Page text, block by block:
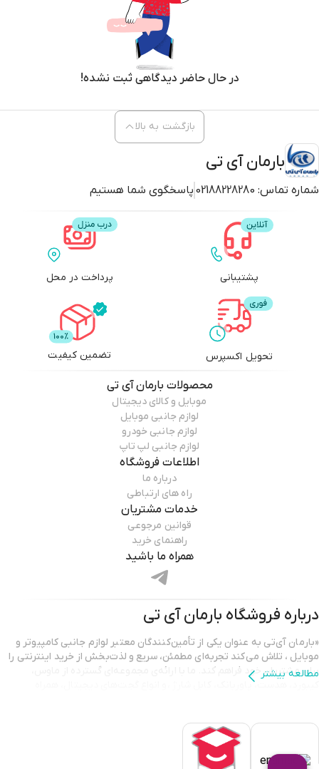
در حال حاضر دیدگاهی ثبت نشده!
بارمان آی تی
شماره تماس: 02188228280 پاسخگوی شما هستیم
بازگشت به بالا
پشتیبانی پرداخت در محل
تحویل اکسپرس تضمین کیفیت
محصولات بارمان آی تی
موبایل و کالای دیجیتال
لوازم جانبی موبایل
لوازم جانبی خودرو
لوازم جانبی لپ تاپ
اطلاعات فروشگاه
درباره ما
راه های ارتباطی
خدمات مشتریان
قوانین مرجوعی
راهنمای خرید
همراه ما باشید
درباره فروشگاه بارمان آی تی
«بارمان آی‌تی به عنوان یکی از تأمین‌کنندگان معتبر لوازم جانبی کامپیوتر و
موبایل ، تلاش می‌کند تجربه‌ای مطمئن، سریع و لذت‌بخش از خرید اینترنتی را
برای مشتریان خود فراهم کند. ما با ارائه‌ی مجموعه‌ای گسترده از ماوس،
کیبورد، هدست، پاوربانک، کابل شارژ ،و انواع گجت‌های دیجیتال، همراه
تمامی محصولات ارائه شده در بارمان آی‌تی دارای اصالت و گارانتی معتبر
هستند تا مشتریان با اطمینان کامل خرید کنند. تیم پشتیبانی ما نیز همیشه
آماده‌ی پاسخگویی و راهنمایی است تا شما بهترین انتخاب را متناسب با نیاز
مطالعه بیشتر